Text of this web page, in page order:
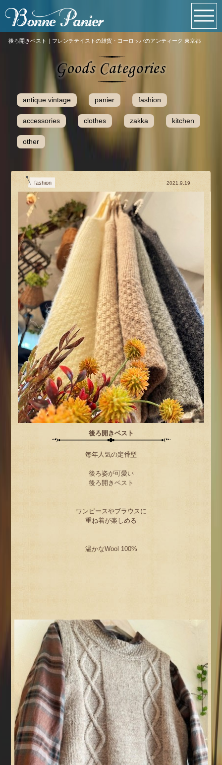
後ろ開きベスト｜フレンチテイストの雑貨・ヨーロッパのアンティーク 東京都
antique vintage panier fashion
accessories clothes zakka kitchen
other
fashion 2021.9.19
後ろ開きベスト
毎年人気の定番型
後ろ姿が可愛い
後ろ開きベスト
ワンピースやブラウスに
重ね着が楽しめる
温かなWool 100%